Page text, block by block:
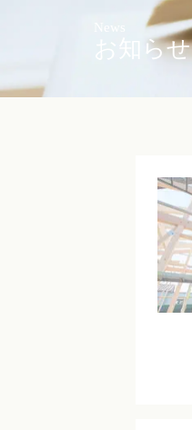
お知らせ